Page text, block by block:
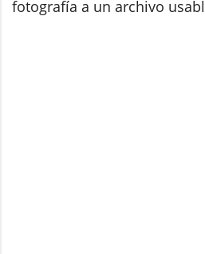
fotografía a un archivo